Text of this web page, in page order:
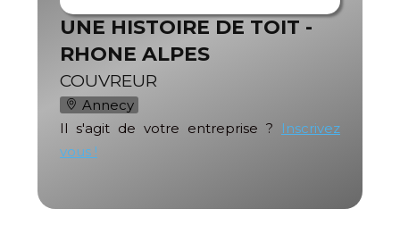
UNE HISTOIRE DE TOIT -
RHONE ALPES
COUVREUR
Annecy
Il s'agit de votre entreprise ?
Inscrivez
vous !